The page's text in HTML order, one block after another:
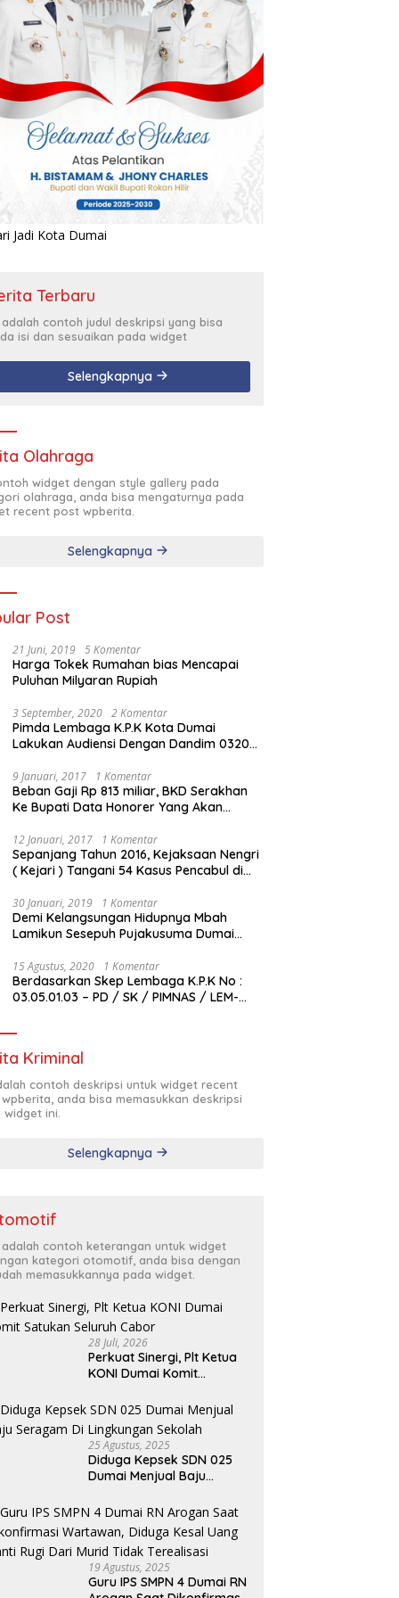
Terbaru
adalah contoh judul deskripsi yang bisa
isi dan sesuaikan pada widget
Selengkapnya
Olahraga
widget dengan style gallery pada
olahraga, anda bisa mengaturnya pada
recent post wpberita.
Selengkapnya
Post
21 Juni, 2019 5 Komentar
Harga Tokek Rumahan bias Mencapai
Puluhan Milyaran Rupiah
3 September, 2020 2 Komentar
Pimda Lembaga K.P.K Kota Dumai
Lakukan Audiensi Dengan Dandim 0320
9 Januari, 2017 1 Komentar
Beban Gaji Rp 813 miliar, BKD Serakhan
Ke Bupati Data Honorer Yang Akan
12 Januari, 2017 1 Komentar
Sepanjang Tahun 2016, Kejaksaan Nengri
( Kejari ) Tangani 54 Kasus Pencabul di
30 Januari, 2019 1 Komentar
Demi Kelangsungan Hidupnya Mbah
Lamikun Sesepuh Pujakusuma Dumai
15 Agustus, 2020 1 Komentar
Berdasarkan Skep Lembaga K.P.K No :
03.05.01.03 – PD / SK / PIMNAS / LEM-
Lembaga K.P.K Dumai Terbentuk
Kriminal
contoh deskripsi untuk widget recent
anda bisa memasukkan deskripsi
widget ini.
Selengkapnya
adalah contoh keterangan untuk widget
kategori otomotif, anda bisa dengan
memasukkannya pada widget.
28 Juli, 2026
Perkuat Sinergi, Plt Ketua
KONI Dumai Komit
25 Agustus, 2025
Diduga Kepsek SDN 025
Dumai Menjual Baju
Sekolah
19 Agustus, 2025
Guru IPS SMPN 4 Dumai RN